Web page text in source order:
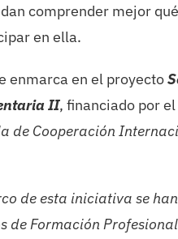
comprender mejor
en ella.
enmarca en el proyecto
II, financiado por
de Cooperación
de esta iniciativa se
de Formación